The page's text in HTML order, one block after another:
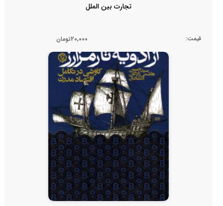
تجارت بین الملل
قیمت: 20,000تومان